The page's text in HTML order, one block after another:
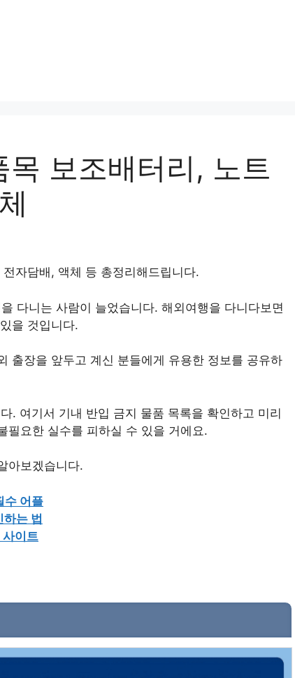
보조배터리, 노트
자담배, 액체 등 총정리해드립니다.
다니는 사람이 늘었습니다. 해외여행을 다니다보면
을 것입니다.
출장을 앞두고 계신 분들에게 유용한 정보를 공유하
. 여기서 기내 반입 금지 물품 목록을 확인하고 미리
필요한 실수를 피하실 수 있을 거에요.
아보겠습니다.
수 어플
는 법
사이트